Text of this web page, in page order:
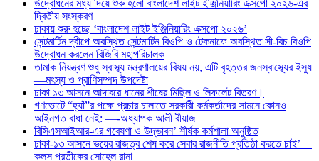
উদ্বোধনের মধ্য দিয়ে শুরু হলো বাংলাদেশ লাইট ইঞ্জিনিয়ারিং এক্সপো ২০২৬-এর
দ্বিতীয় সংস্করণ
ঢাকায় শুরু হচ্ছে ‘বাংলাদেশ লাইট ইঞ্জিনিয়ারিং এক্সপো ২০২৬’
সেন্টমার্টিন দ্বীপে অবস্থিত সেন্টমার্টিন বিওপি ও টেকনাফে অবস্থিত সী-বিচ বিওপি
উদ্বোধন করলেন বিজিবি মহাপরিচালক
তামাক নিয়ন্ত্রণ শুধু স্বাস্থ্য মন্ত্রণালয়ের বিষয় নয়, এটি বৃহত্তর জনস্বাস্থ্যের ইস্যু
—মৎস্য ও প্রাণিসম্পদ উপদেষ্টা
ঢাকা ১৩ আসনে আদাবরে ধানের শীষের মিছিল ও লিফলেট বিতরণ।
গণভোটে “হ্যাঁ”র পক্ষে প্রচার চালাতে সরকারী কর্মকর্তাদের সামনে কোনও
আইনগত বাধা নেই: —-অধ্যাপক আলী রীয়াজ
বিসিএসআইআর-এর গবেষণা ও উদ্ভাবন’ শীর্ষক কর্মশালা অনুষ্ঠিত
ঢাকা-১৩ আসনে ভয়ের রাজত্ব শেষ করে সেবার রাজনীতি প্রতিষ্ঠা করতে চাই’—
কলস প্রতীকের সোহেল রানা